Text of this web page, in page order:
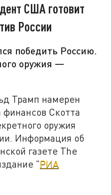
США готовит
России
победить Россию.
оружия —
Трамп намерен
финансов Скотта
оружия
Информация об
газете The
"РИА